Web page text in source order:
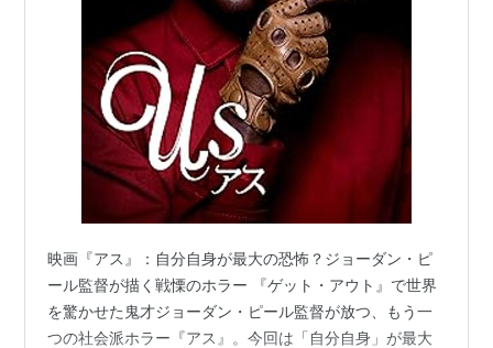
映画『アス』：自分自身が最大の恐怖？ジョーダン・ピ
ール監督が描く戦慄のホラー 『ゲット・アウト』で世界
を驚かせた鬼才ジョーダン・ピール監督が放つ、もう一
つの社会派ホラー『アス』。今回は「自分自身」が最大